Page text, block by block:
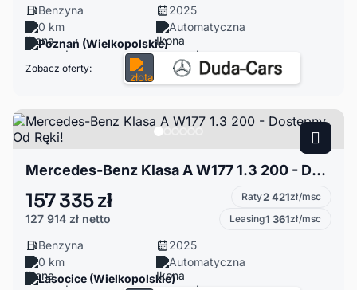
Benzyna
2025
0 km
Automatyczna
Poznań (Wielkopolskie)
Zobacz oferty:
Mercedes-Benz Klasa A W177 1.3 200 - Dostępny Od Ręki!
157 335 zł
127 914 zł netto
Raty2 421zł/msc
Leasing1 361zł/msc
Benzyna
2025
0 km
Automatyczna
Lasocice (Wielkopolskie)